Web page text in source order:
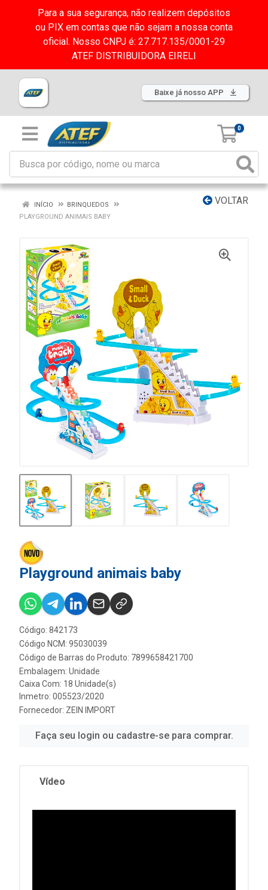
Para a sua segurança, não realizem depósitos
ou PIX em contas que não sejam a nossa conta
oficial. Nosso CNPJ é: 27.717.135/0001-29
ATEF DISTRIBUIDORA EIRELI
Baixe já nosso APP
0
VOLTAR
INÍCIO
BRINQUEDOS
PLAYGROUND ANIMAIS BABY
Playground animais baby
Código: 842173
Código NCM: 95030039
Código de Barras do Produto: 7899658421700
Embalagem: Unidade
Caixa Com: 18 Unidade(s)
Inmetro: 005523/2020
Fornecedor: ZEIN IMPORT
Faça seu login ou cadastre-se para comprar.
Vídeo